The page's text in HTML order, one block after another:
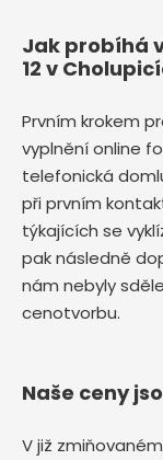
Jak probíhá
12 v
Prvním krokem
vyplnění online
telefonická
při prvním
týkajících se
pak následně
nám nebyly
cenotvorbu.
Naše ceny
V již